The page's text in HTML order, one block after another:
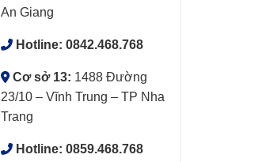
An Giang
Hotline: 0842.468.768
Cơ sở 13: 1488 Đường
23/10 – Vĩnh Trung – TP Nha
Trang
Hotline: 0859.468.768